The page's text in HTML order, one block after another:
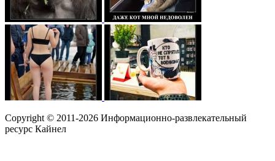
Copyright © 2011-2026 Информационно-развлекательный
ресурс Кайнел